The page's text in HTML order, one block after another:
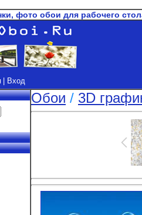
фото обои для рабочего
| Вход
Обои / 3D